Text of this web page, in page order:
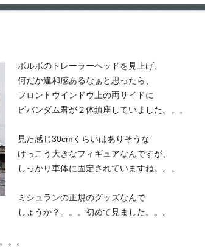
ボルボのトレーラーヘッドを見上げ、
何だか違和感あるなぁと思ったら、
フロントウインドウ上の両サイドに
ビバンダム君が２体鎮座していました。。。
見た感じ30cmくらいはありそうな
けっこう大きなフィギュアなんですが、
しっかり車体に固定されていますね。。。
ミシュランの正規のグッズなんで
しょうか？。。。初めて見ました。。。
。。